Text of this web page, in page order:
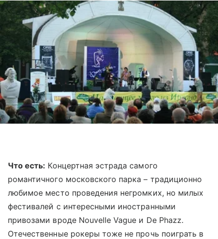
Что есть: Концертная эстрада самого
романтичного московского парка – традиционно
любимое место проведения негромких, но милых
фестивалей с интересными иностранными
привозами вроде Nouvelle Vague и De Phazz.
Отечественные рокеры тоже не прочь поиграть в